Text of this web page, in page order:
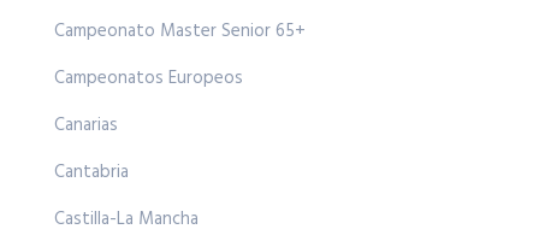
Campeonato Master Senior 65+
Campeonatos Europeos
Canarias
Cantabria
Castilla-La Mancha